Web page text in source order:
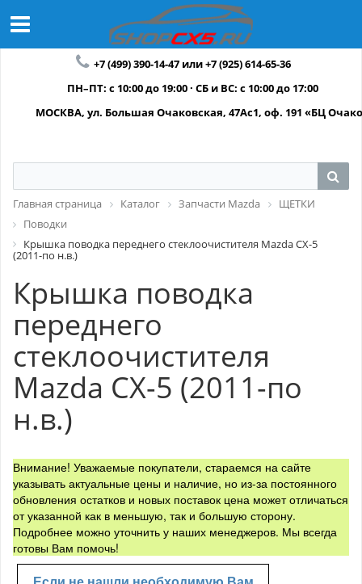
+7 (499) 390-14-47 или +7 (925) 614-65-36
ПН–ПТ: с 10:00 до 19:00 · СБ и ВС: с 10:00 до 17:00
МОСКВА, ул. Большая Очаковская, 47Ас1, оф. 191 «БЦ
Главная страница Каталог Запчасти Mazda
ЩЕТКИ
Поводки
Крышка поводка переднего стеклоочистителя Mazda CX-5
(2011-по н.в.)
Крышка поводка
переднего
стеклоочистителя
Mazda CX-5 (2011-по
н.в.)
Внимание! Уважаемые покупатели, стараемся на сайте
указывать актуальные цены и наличие, но из-за постоянного
обновления остатков и новых поставок цена может отличаться
от указанной как в меньшую, так и большую сторону.
Подробнее можно уточнить у наших менеджеров. Мы всегда
готовы Вам помочь!